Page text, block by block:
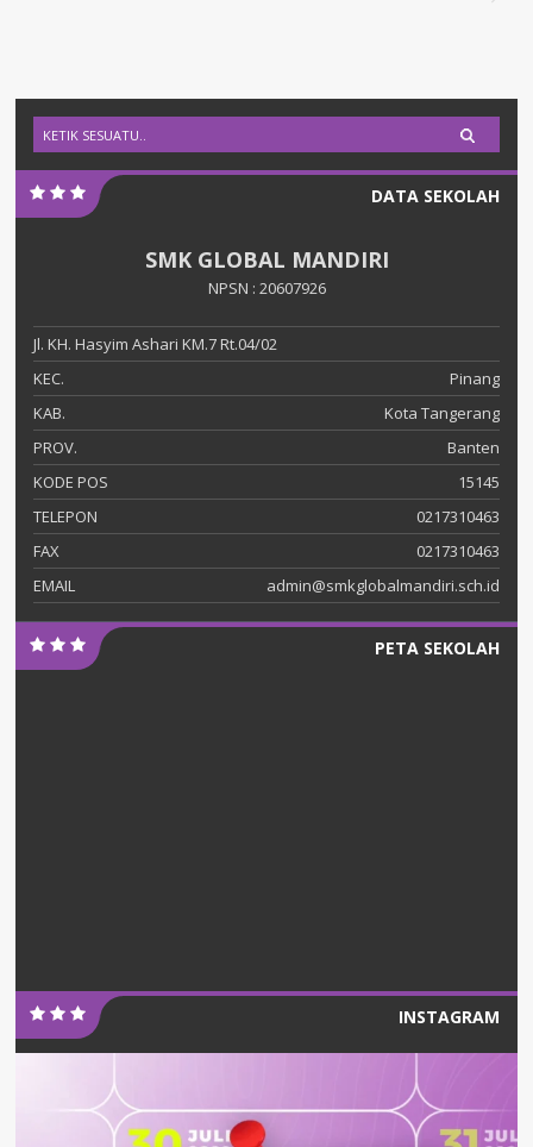
DATA SEKOLAH
SMK GLOBAL MANDIRI
NPSN : 20607926
Jl. KH. Hasyim Ashari KM.7 Rt.04/02
KEC.
Pinang
KAB.
Kota Tangerang
PROV.
Banten
KODE POS
15145
TELEPON
0217310463
FAX
0217310463
EMAIL
admin@smkglobalmandiri.sch.id
PETA SEKOLAH
INSTAGRAM